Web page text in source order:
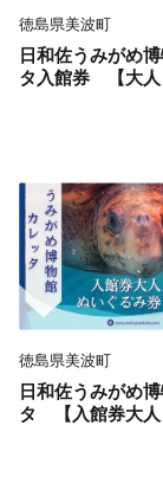
徳島県美波町
日和佐うみがめ
タ入館券 【大人
徳島県美波町
日和佐うみがめ
タ 【入館券大人